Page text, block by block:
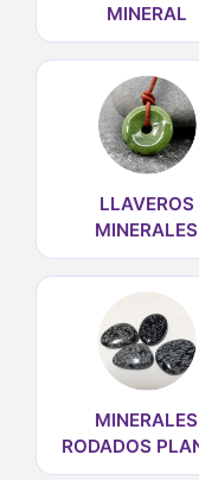
MINERAL
LLAVEROS
MINERALES
MINERALES
RODADOS